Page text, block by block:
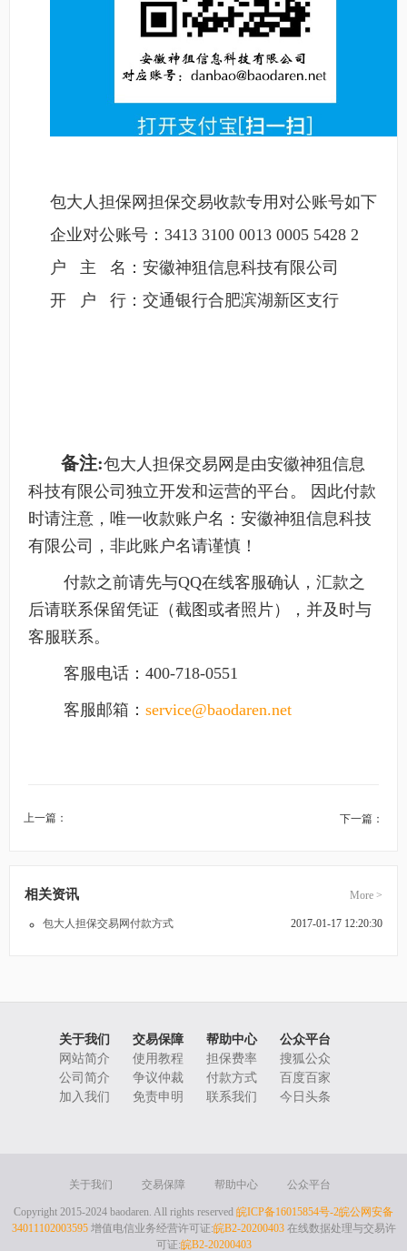
包大人担保网担保交易收款专用对公账号如下
企业对公账号：3413 3100 0013 0005 5428 2
户 主 名：安徽神狙信息科技有限公司
开 户 行：交通银行合肥滨湖新区支行
备注:包大人担保交易网是由安徽神狙信息
科技有限公司独立开发和运营的平台。 因此付款
时请注意，唯一收款账户名：安徽神狙信息科技
有限公司，非此账户名请谨慎！
付款之前请先与QQ在线客服确认，汇款之
后请联系保留凭证（截图或者照片），并及时与
客服联系。
客服电话：400-718-0551
客服邮箱： service@baodaren.net
上一篇： 下一篇：
相关资讯 More >
包大人担保交易网付款方式 2017-01-17 12:20:30
关于我们 交易保障 帮助中心
公众平台
网站简介
使用教程 担保费率
搜狐公众
公司简介
争议仲裁 付款方式
百度百家
加入我们
免责申明 联系我们 今日头条
关于我们 交易保障 帮助中心 公众平台
Copyright 2015-2024 baodaren. All rights reserved 皖ICP备16015854号-2皖公网安备
34011102003595增值电信业务经营许可证:皖B2-20200403在线数据处理与交易许
可证:皖B2-20200403